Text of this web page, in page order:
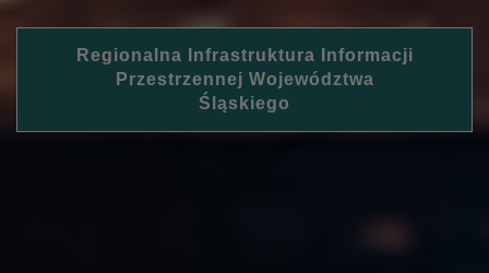
Regionalna Infrastruktura Informacji
Przestrzennej Województwa
Śląskiego